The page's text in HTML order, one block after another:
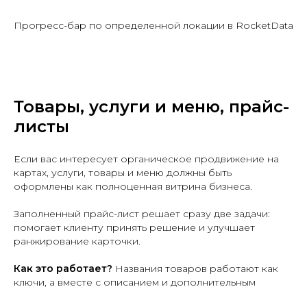
Прогресс-бар по определенной локации в RocketData
Товары, услуги и меню, прайс-
листы
Если вас интересует органическое продвижение на
картах, услуги, товары и меню должны быть
оформлены как полноценная витрина бизнеса.
Заполненный прайс-лист решает сразу две задачи:
помогает клиенту принять решение и улучшает
ранжирование карточки.
Как это работает? Названия товаров работают как
ключи, а вместе с описанием и дополнительным